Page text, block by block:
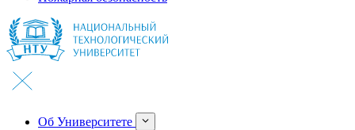
Об Университете